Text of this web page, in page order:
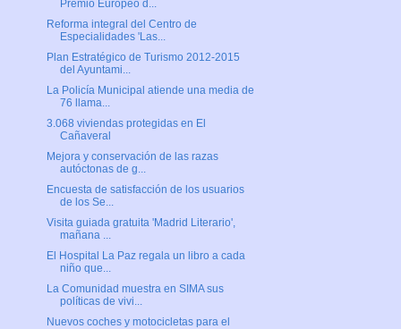
Premio Europeo d...
Reforma integral del Centro de
Especialidades 'Las...
Plan Estratégico de Turismo 2012-2015
del Ayuntami...
La Policía Municipal atiende una media de
76 llama...
3.068 viviendas protegidas en El
Cañaveral
Mejora y conservación de las razas
autóctonas de g...
Encuesta de satisfacción de los usuarios
de los Se...
Visita guiada gratuita 'Madrid Literario',
mañana ...
El Hospital La Paz regala un libro a cada
niño que...
La Comunidad muestra en SIMA sus
políticas de vivi...
Nuevos coches y motocicletas para el